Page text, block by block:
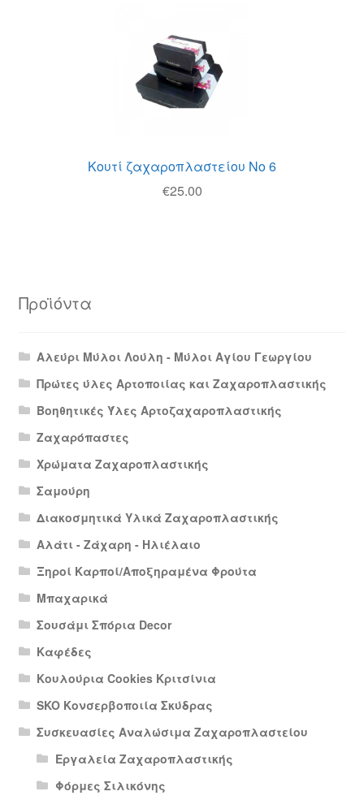
Κουτί ζαχαροπλαστείου Νο 6
€25.00
Προϊόντα
Αλεύρι Μύλοι Λούλη - Μύλοι Αγίου Γεωργίου
Πρώτες ύλες Αρτοποιίας και Ζαχαροπλαστικής
Βοηθητικές Ύλες Αρτοζαχαροπλαστικής
Ζαχαρόπαστες
Χρώματα Ζαχαροπλαστικής
Σαμούρη
Διακοσμητικά Υλικά Ζαχαροπλαστικής
Αλάτι - Ζάχαρη - Ηλιέλαιο
Ξηροί Καρποί/Αποξηραμένα Φρούτα
Μπαχαρικά
Σουσάμι Σπόρια Decor
Καφέδες
Κουλούρια Cookies Κριτσίνια
SKO Κονσερβοποιία Σκύδρας
Συσκευασίες Αναλώσιμα Ζαχαροπλαστείου
Εργαλεία Ζαχαροπλαστικής
Φόρμες Σιλικόνης